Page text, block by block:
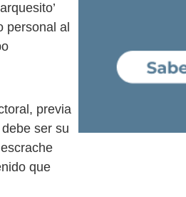
personal al
previa
ser su
que